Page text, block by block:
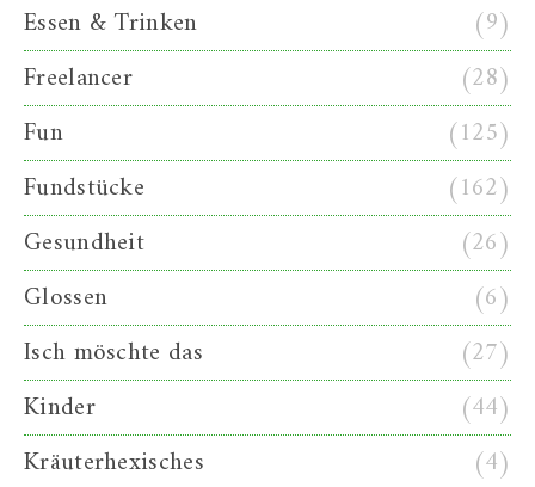
Essen & Trinken
(9)
Freelancer
(28)
Fun
(125)
Fundstücke
(162)
Gesundheit
(26)
Glossen
(6)
Isch möschte das
(27)
Kinder
(44)
Kräuterhexisches
(4)